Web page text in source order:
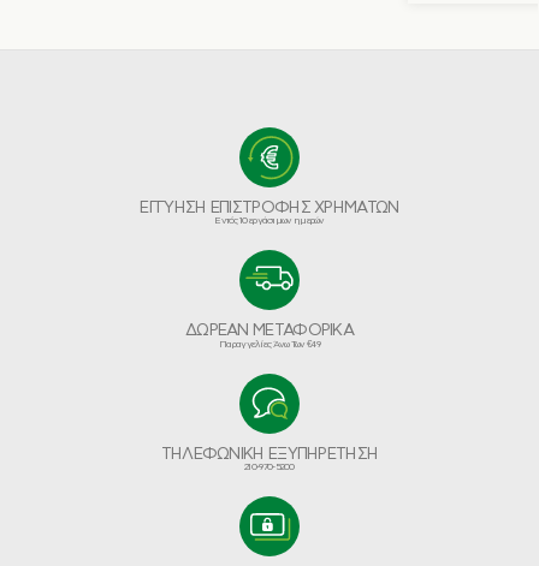
ΕΓΓΥΗΣΗ ΕΠΙΣΤΡΟΦΗΣ ΧΡΗΜΑΤΩΝ
Εντός 10 εργάσιμων ημερών
ΔΩΡΕΑΝ ΜΕΤΑΦΟΡΙΚΑ
Παραγγελίες Άνω Των €49
ΤΗΛΕΦΩΝΙΚΗ ΕΞΥΠΗΡΕΤΗΣΗ
210-970-5200